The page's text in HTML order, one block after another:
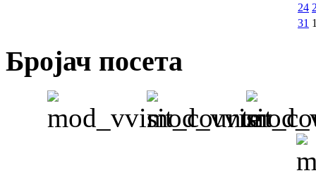
24
31
Бројач посета